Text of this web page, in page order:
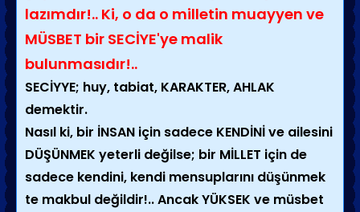
lazımdır!.. Ki, o da o milletin muayyen ve
MÜSBET bir SECİYE'ye malik
bulunmasıdır!..
SECİYYE; huy, tabiat, KARAKTER, AHLAK
demektir.
Nasıl ki, bir İNSAN için sadece KENDİNİ ve ailesini
DÜŞÜNMEK yeterli değilse; bir MİLLET için de
sadece kendini, kendi mensuplarını düşünmek
te makbul değildir!.. Ancak YÜKSEK ve müsbet